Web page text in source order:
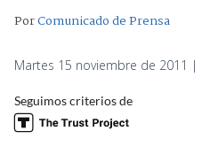
PorComunicado de Prensa
Martes 15 noviembre de 2011 |
Seguimos criterios de